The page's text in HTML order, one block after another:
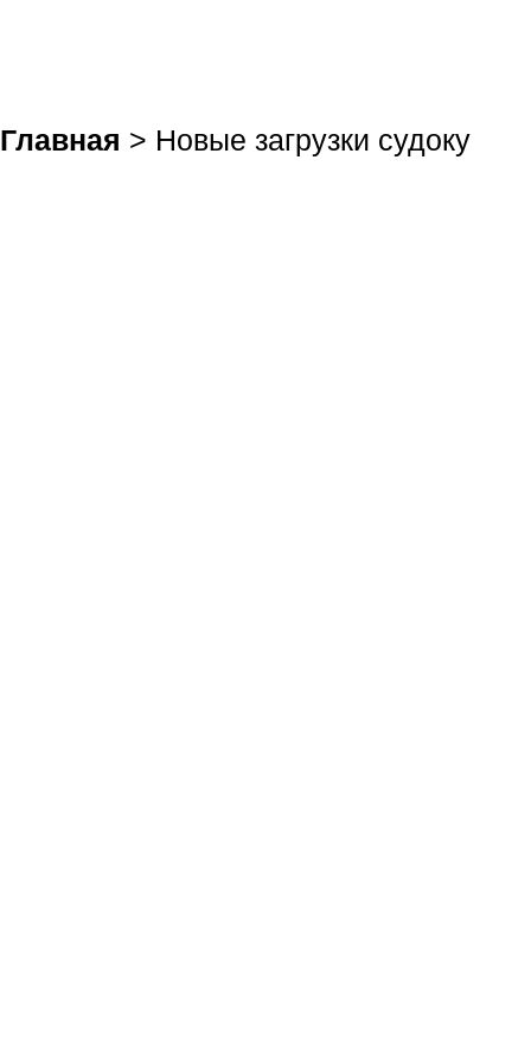
Главная > Новые загрузки судоку